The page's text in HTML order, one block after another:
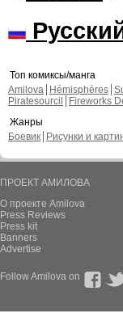
Топ комиксы/манга
Amilova
Hémisphères
Piratesourcil
Fireworks
Жанры
Боевик
Рисунки и
ПРОЕКТ АМИЛОВА
О проекте Amilova
Press Reviews
Press kit
Banners
Advertise
Follow Amilova on